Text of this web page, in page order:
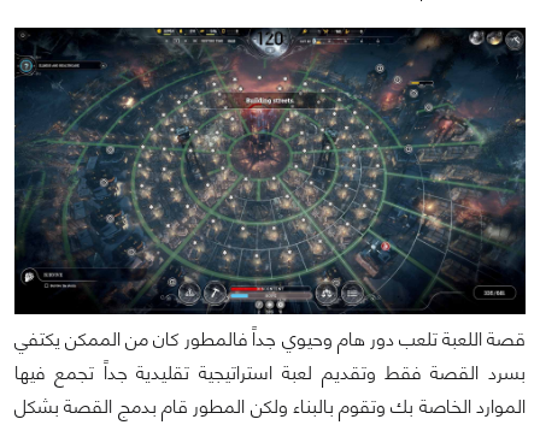
قصة اللعبة تلعب دور هام وحيوي جداً فالمطور كان من الممكن يكتفي
بسرد القصة فقط وتقديم لعبة استراتيجية تقليدية جداً تجمع فيها
الموارد الخاصة بك وتقوم بالبناء ولكن المطور قام بدمج القصة بشكل